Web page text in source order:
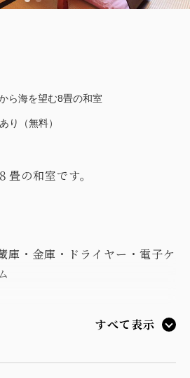
ら海を望む8畳の和室
り（無料）
の和室です。
庫・金庫・ドライヤー・電子ケ
ラシセット・ボディソープ・シ
すべて表示